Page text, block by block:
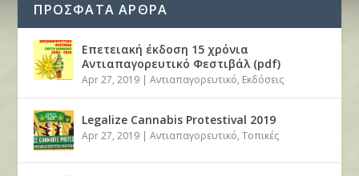
ΠΡΟΣΦΑΤΑ ΑΡΘΡΑ
Επετειακή έκδοση 15 χρόνια
Αντιαπαγορευτικό Φεστιβάλ (pdf)
Apr 27, 2019 |Αντιαπαγορευτικό, Εκδόσεις
Legalize Cannabis Protestival 2019
Apr 27, 2019 |Αντιαπαγορευτικό,Τοπικές